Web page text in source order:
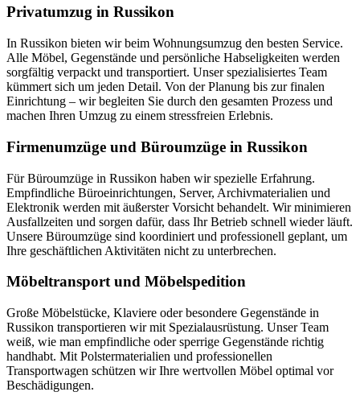
Privatumzug in Russikon
In Russikon bieten wir beim Wohnungsumzug den besten Service.
Alle Möbel, Gegenstände und persönliche Habseligkeiten werden
sorgfältig verpackt und transportiert. Unser spezialisiertes Team
kümmert sich um jeden Detail. Von der Planung bis zur finalen
Einrichtung – wir begleiten Sie durch den gesamten Prozess und
machen Ihren Umzug zu einem stressfreien Erlebnis.
Firmenumzüge und Büroumzüge in Russikon
Für Büroumzüge in Russikon haben wir spezielle Erfahrung.
Empfindliche Büroeinrichtungen, Server, Archivmaterialien und
Elektronik werden mit äußerster Vorsicht behandelt. Wir minimieren
Ausfallzeiten und sorgen dafür, dass Ihr Betrieb schnell wieder läuft.
Unsere Büroumzüge sind koordiniert und professionell geplant, um
Ihre geschäftlichen Aktivitäten nicht zu unterbrechen.
Möbeltransport und Möbelspedition
Große Möbelstücke, Klaviere oder besondere Gegenstände in
Russikon transportieren wir mit Spezialausrüstung. Unser Team
weiß, wie man empfindliche oder sperrige Gegenstände richtig
handhabt. Mit Polstermaterialien und professionellen
Transportwagen schützen wir Ihre wertvollen Möbel optimal vor
Beschädigungen.